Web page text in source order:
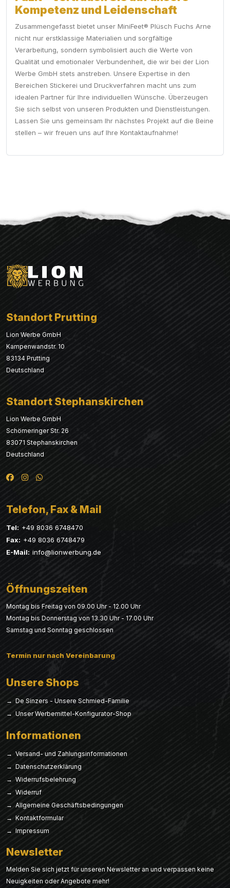
Kompetenz und Leidenschaft
Zusammengefasst bietet unser MiniFeet® Plüsch Fuchs Arne
nicht nur erstklassige Materialien und sorgfältige
Verarbeitung, sondern symbolisiert auch die Werte von
Qualität und emotionaler Verbundenheit, die wir bei der Lion
Werbe GmbH stets anstreben. Unsere Expertise in den
Bereichen Stickerei und Druckverfahren macht uns zum
idealen Partner für Ihre individuellen Wünsche. Überzeugen
Sie sich selbst von unseren Produkten und Dienstleistungen.
Lassen Sie uns gemeinsam Ihr nächstes Projekt auf die Beine
stellen – wir freuen uns auf Ihre Kontaktaufnahme!
Standort Prutting
Lion Werbe GmbH
Kampenwandstr. 10
83134 Prutting
Deutschland
Standort Stephanskirchen
Lion Werbe GmbH
Schömeringer Str. 26
83071 Stephanskirchen
Deutschland
Telefon, Fax & Mail
Tel: +49 8036 6748470
Fax: +49 8036 6748479
E-Mail: info@lionwerbung.de
Öffnungszeiten
Montag bis Freitag von 09.00 Uhr - 12.00 Uhr
Montag bis Donnerstag von 13.30 Uhr - 17.00 Uhr
Samstag und Sonntag geschlossen
Termin nur nach Vereinbarung
Unsere Shops
→ De Sinzers - Unsere Schmied-Familie
→ Unser Werbemittel-Konfigurator-Shop
Informationen
→ Versand- und Zahlungsinformationen
→ Datenschutzerklärung
→ Widerrufsbelehrung
→ Widerruf
→ Allgemeine Geschäftsbedingungen
→ Kontaktformular
→ Impressum
Newsletter
Melden Sie sich jetzt für unseren Newsletter an und verpassen keine
Neuigkeiten oder Angebote mehr!